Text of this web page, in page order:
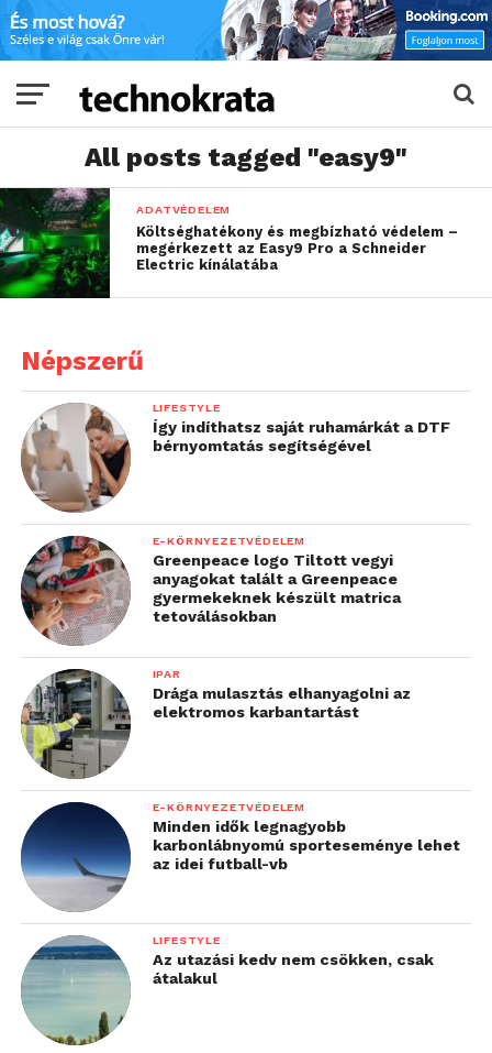
All posts tagged "easy9"
ADATVÉDELEM
Költséghatékony és megbízható védelem –
megérkezett az Easy9 Pro a Schneider
Electric kínálatába
Népszerű
LIFESTYLE
Így indíthatsz saját ruhamárkát a DTF
bérnyomtatás segítségével
E-KÖRNYEZETVÉDELEM
Greenpeace logo Tiltott vegyi
anyagokat talált a Greenpeace
gyermekeknek készült matrica
tetoválásokban
IPAR
Drága mulasztás elhanyagolni az
elektromos karbantartást
E-KÖRNYEZETVÉDELEM
Minden idők legnagyobb
karbonlábnyomú sporteseménye lehet
az idei futball-vb
LIFESTYLE
Az utazási kedv nem csökken, csak
átalakul